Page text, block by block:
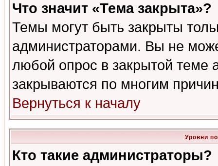
Что значит «Тема закрыта»?
Темы могут быть закрыты
администраторами. Вы не
любой опрос в закрытой теме
закрываются по многим
Вернуться к началу
Уровни
Кто такие администраторы?